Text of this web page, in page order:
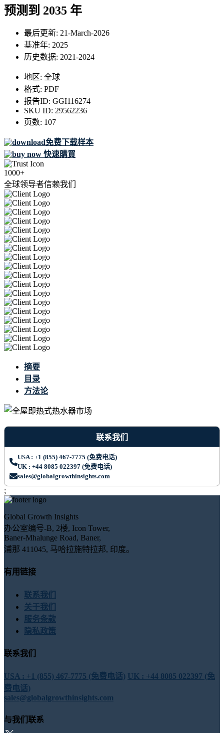
预测到 2035 年
最后更新: 21-March-2026
基准年: 2025
历史数据: 2021-2024
地区: 全球
格式: PDF
报告ID: GGI116274
SKU ID: 29562236
页数: 107
免费下载样本
快速購買
1000+
全球领导者信赖我们
摘要
目录
方法论
联系我们
USA : +1 (855) 467-7775 (免费电话)
UK : +44 8085 022397 (免费电话)
sales@globalgrowthinsights.com
;
Global Growth Insights
办公室编号-B, 2楼, Icon Tower,
Baner-Mhalunge Road, Baner,
浦那 411045, 马哈拉施特拉邦, 印度。
有用链接
联系我们
关于我们
服务条款
隐私政策
联系我们
USA : +1 (855) 467-7775 (免费电话) UK : +44 8085 022397 (免
费电话)
sales@globalgrowthinsights.com
与我们联系